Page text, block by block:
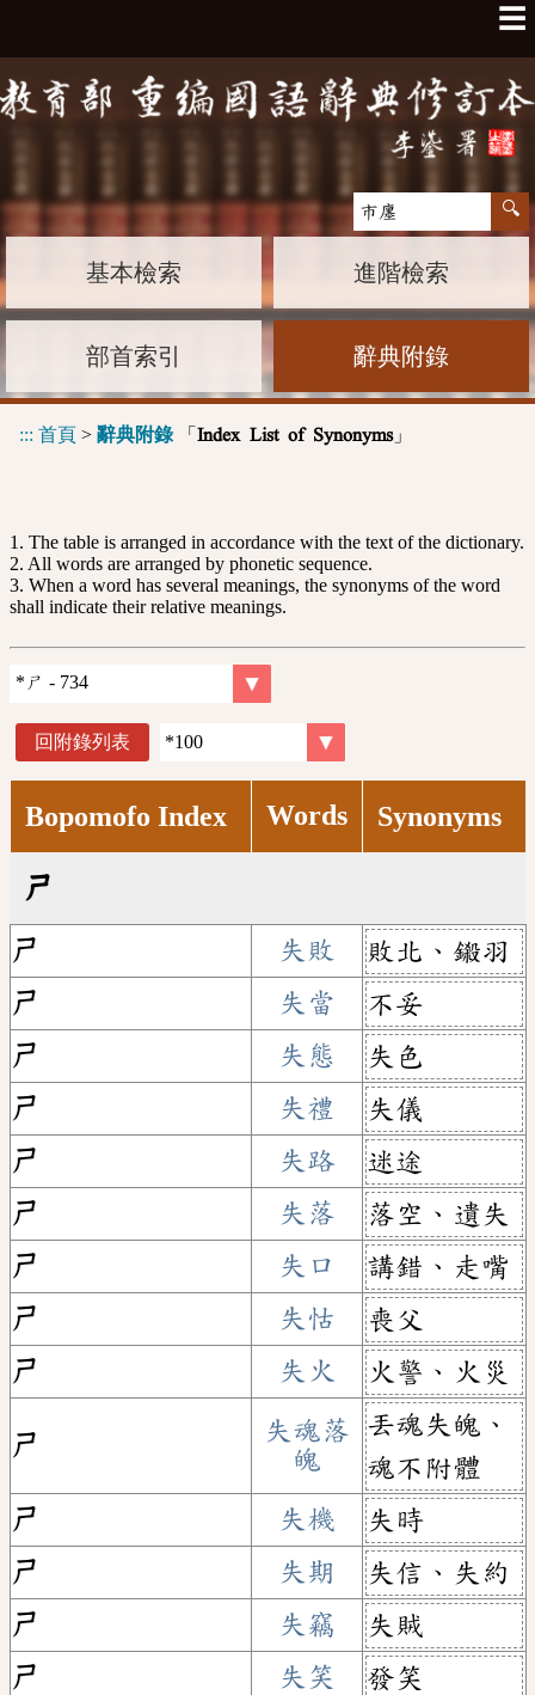
☰
基本檢索 進階檢索
部首索引 辭典附錄
::: 首頁 > 辭典附錄「 Index List of Synonyms」
1. The table is arranged in accordance with the text of the dictionary.
2. All words are arranged by phonetic sequence.
3. When a word has several meanings, the synonyms of the word
shall indicate their relative meanings.
回附錄列表
Bopomofo Index Words Synonyms
ㄕ
ㄕ 失敗
敗北、鎩羽
ㄕ
失當
不妥
ㄕ
失態
失色
ㄕ
失禮
失儀
ㄕ
失路
迷途
ㄕ
失落
落空、遺失
ㄕ
失口
講錯、走嘴
ㄕ
失怙
喪父
ㄕ
失火 火警、火災
ㄕ
失魂落
魄
丟魂失魄、
魂不附體
ㄕ
失機
失時
ㄕ
失期
失信、失約
ㄕ
失竊
失賊
ㄕ
失笑
發笑